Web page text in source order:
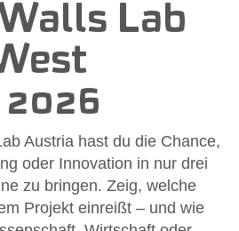
Lab
Austria hast du die Chance,
oder Innovation in nur drei
zu bringen. Zeig, welche
Projekt einreißt – und wie